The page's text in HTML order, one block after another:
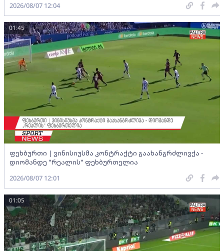
2026/08/07 12:04
ფეხბურთი | ვინისიუსმა კონტრაქტი გაახანგრძლივქა -
დიომანდე "რეალის" ფეხბურთელია
01:45
2026/08/07 12:01
01:05